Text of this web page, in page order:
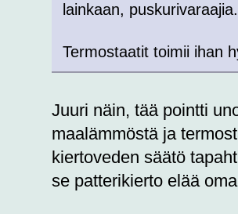
lainkaan, puskurivaraajia.
Termostaatit toimii ihan
Juuri näin, tää pointti
maalämmöstä ja
kiertoveden säätö
se patterikierto elää